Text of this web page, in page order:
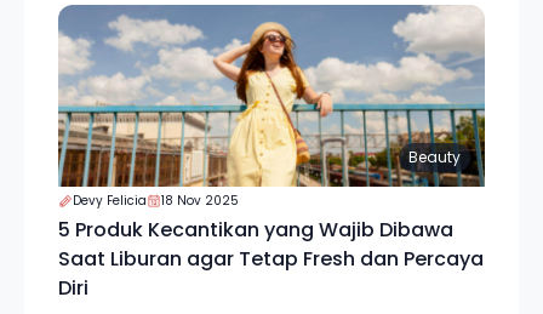
Beauty
Devy Felicia 18 Nov 2025
5 Produk Kecantikan yang Wajib Dibawa
Saat Liburan agar Tetap Fresh dan Percaya
Diri